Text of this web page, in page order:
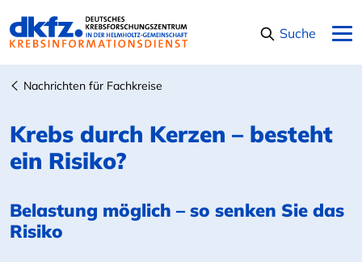
Suche
Nachrichten für Fachkreise
Krebs durch Kerzen – besteht
ein Risiko?
Belastung möglich – so senken Sie das
Risiko